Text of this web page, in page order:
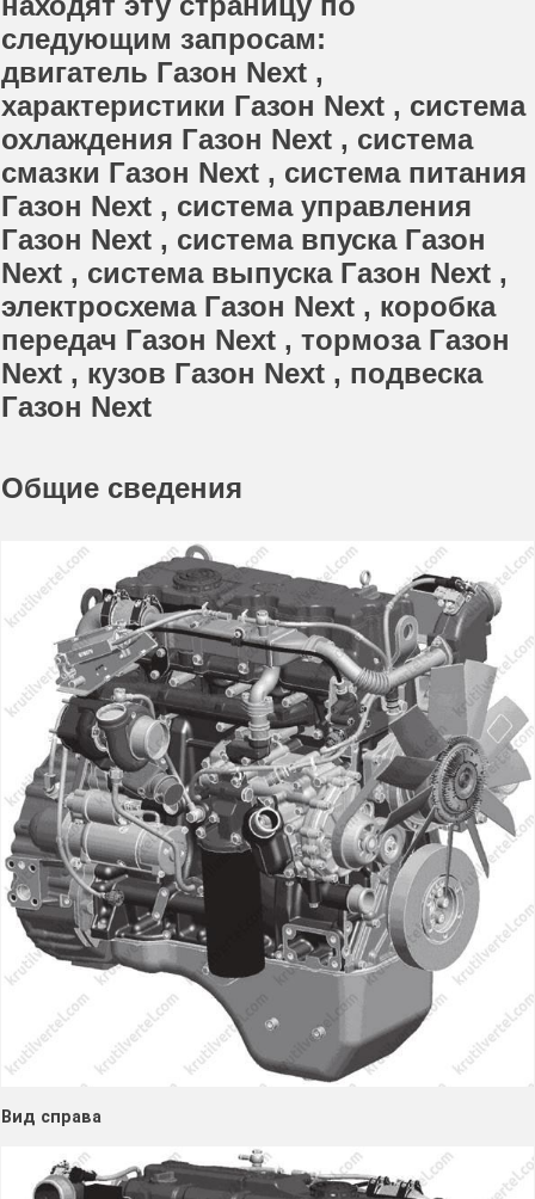
следующим запросам:
двигатель Газон Next ,
характеристики Газон Next , система
охлаждения Газон Next , система
смазки Газон Next , система питания
Газон Next , система управления
Газон Next , система впуска Газон
Next , система выпуска Газон Next ,
электросхема Газон Next , коробка
передач Газон Next , тормоза Газон
Next , кузов Газон Next , подвеска
Газон Next
Общие сведения
Вид справа